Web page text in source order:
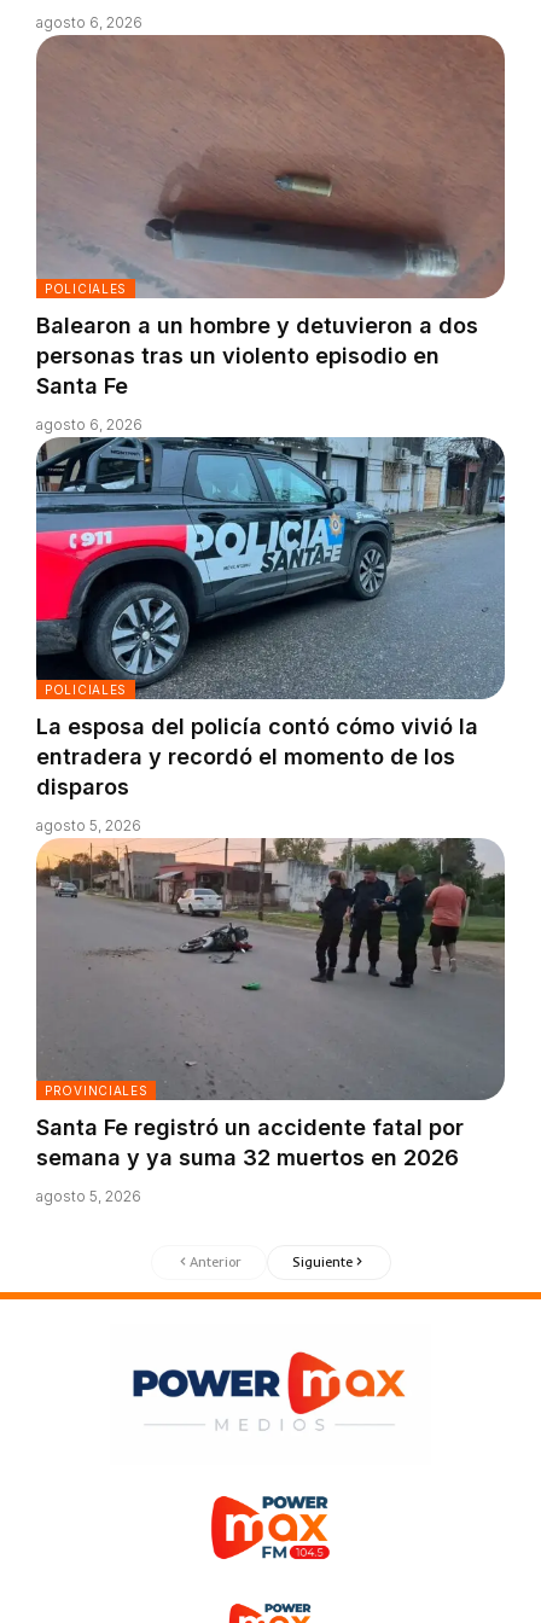
agosto 6, 2026
POLICIALES
Balearon a un hombre y detuvieron a dos
personas tras un violento episodio en
Santa Fe
agosto 6, 2026
POLICIALES
La esposa del policía contó cómo vivió la
entradera y recordó el momento de los
disparos
agosto 5, 2026
PROVINCIALES
Santa Fe registró un accidente fatal por
semana y ya suma 32 muertos en 2026
agosto 5, 2026
Anterior Siguiente